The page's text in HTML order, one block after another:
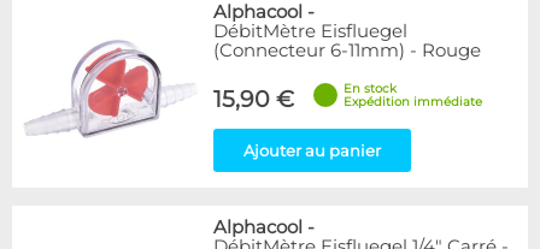
Alphacool -
DébitMètre Eisfluegel
(Connecteur 6-11mm) - Rouge
15,90 €
En stock
Expédition immédiate
Ajouter au panier
Alphacool -